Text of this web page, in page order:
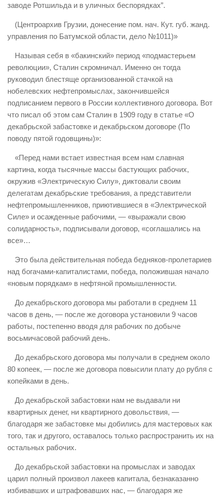
заводе Ротшильда и в уличных беспорядках”.
(Центроархив Грузии, донесение пом. нач. Кут. губ. жанд.
управления по Батумской области, дело №1011)»
Называя себя в «бакинский» период «подмастерьем
революции», Сталин скромничал. Именно он тогда
руководил блестяще организованной стачкой на
нобелевских нефтепромыслах, закончившейся
подписанием первого в России коллективного договора. Вот
что писал об этом сам Сталин в 1909 году в статье «О
декабрьской забастовке и декабрьском договоре (По
поводу пятой годовщины)»:
«Перед нами встает известная всем нам славная
картина, когда тысячные массы бастующих рабочих,
окружив «Электрическую Силу», диктовали своим
делегатам декабрьские требования, а представители
нефтепромышленников, приютившиеся в «Электрической
Силе» и осажденные рабочими, — «выражали свою
солидарность», подписывали договор, «соглашались на
все»…
Это была действительная победа бедняков-пролетариев
над богачами-капиталистами, победа, положившая начало
«новым порядкам» в нефтяной промышленности.
До декабрьского договора мы работали в среднем 11
часов в день, — после же договора установили 9 часов
работы, постепенно вводя для рабочих по добыче
восьмичасовой рабочий день.
До декабрьского договора мы получали в среднем около
80 копеек, — после же договора повысили плату до рубля с
копейками в день.
До декабрьской забастовки нам не выдавали ни
квартирных денег, ни квартирного довольствия, —
благодаря же забастовке мы добились для мастеровых как
того, так и другого, оставалось только распространить их на
остальных рабочих.
До декабрьской забастовки на промыслах и заводах
царил полный произвол лакеев капитала, безнаказанно
избивавших и штрафовавших нас, — благодаря же